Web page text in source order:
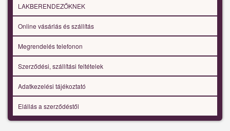
LAKBERENDEZŐKNEK
Online vásárlás és szállítás
Megrendelés telefonon
Szerződési, szállítási feltételek
Adatkezelési tájékoztató
Elállás a szerződéstől